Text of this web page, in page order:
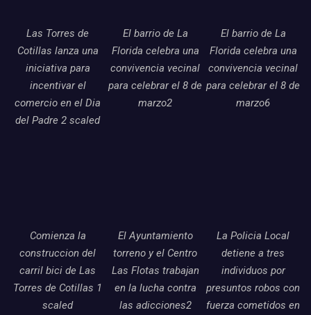
Las Torres de
Cotillas lanza una
iniciativa para
incentivar el
comercio en el Dia
del Padre 2 scaled
El barrio de La
Florida celebra una
convivencia vecinal
para celebrar el 8 de
marzo2
El barrio de La
Florida celebra una
convivencia vecinal
para celebrar el 8 de
marzo6
Comienza la
construccion del
carril bici de Las
Torres de Cotillas 1
scaled
El Ayuntamiento
torreno y el Centro
Las Flotas trabajan
en la lucha contra
las adicciones2
La Policia Local
detiene a tres
individuos por
presuntos robos con
fuerza cometidos en